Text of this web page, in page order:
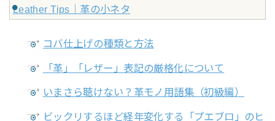
Leather Tips｜革の小ネタ
コバ仕上げの種類と方法
「革」「レザー」表記の厳格化について
いまさら聴けない？革モノ用語集（初級編）
ビックリするほど経年変化する「プエブロ」のヒ